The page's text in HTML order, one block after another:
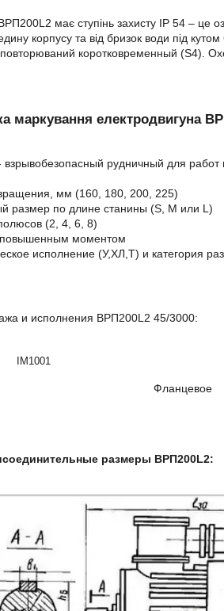
має ступінь захисту IP 54 – це
корпусу та від бризок води під
коротковременный (S4).
маркування електродвигуна
рудничный для работ
мм (160, 180, 200, 225)
размер по длине станины (S, М или L)
(2, 4, 6, 8)
повышенным моментом
исполнение (У,ХЛ,Т) и категория
и исполнения ВРП200L2 45/3000:
IM1001
Фланцевое
размеры ВРП200L2: